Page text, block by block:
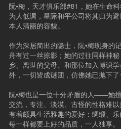
阮•梅，天才俱乐部#81，她在生命
为人低调，星际和平公司将其归为
本人清丽的容貌。
作为深居简出的隐士，阮•梅现身的
舟有过一丝掠影；她的过往同样神
乡、离世的父母、和那位加入博识
外，一切皆成谜团，仿佛她已抛下了
阮•梅也是一位十分矛盾的人——她
交流，专注、淡漠、古怪的性格难
有着颇具生活雅趣的爱好：绸缎、
每一样都要上好的品质，一人独享。